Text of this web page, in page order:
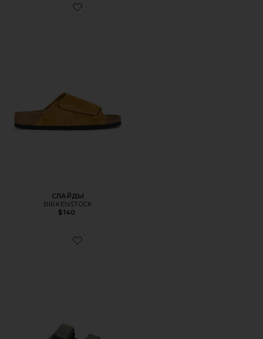
Favorite СЛАЙДЫ
СЛАЙДЫ
BIRKENSTOCK
$140
Favorite САНДАЛИИ ATACAMA CE